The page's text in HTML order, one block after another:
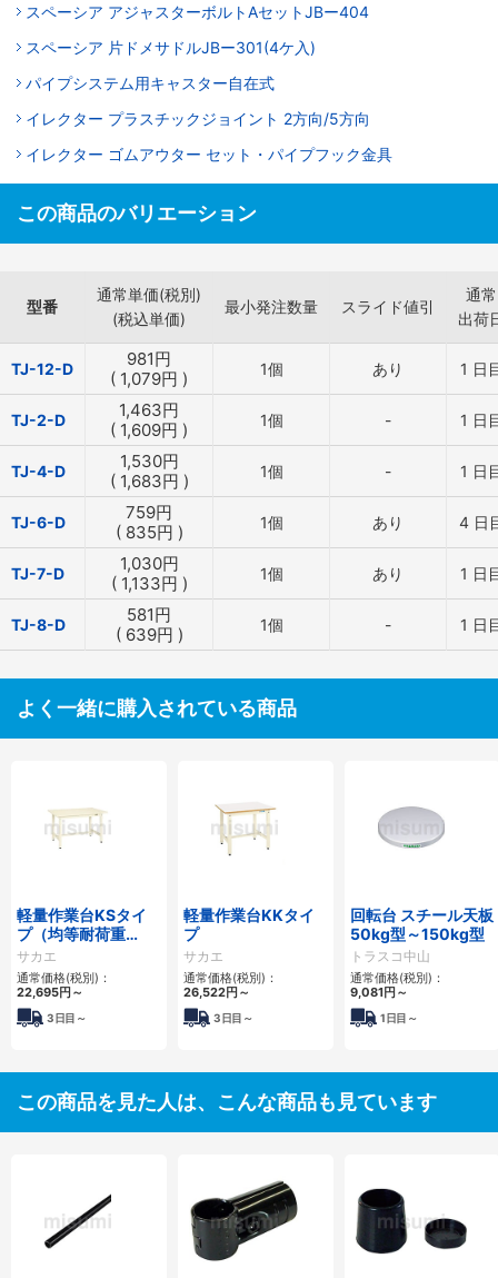
スペーシア アジャスターボルトAセットJBー404
スペーシア 片ドメサドルJBー301(4ケ入)
パイプシステム用キャスター自在式
イレクター プラスチックジョイント 2方向/5方向
イレクター ゴムアウター セット・パイプフック金具
この商品のバリエーション
型番
通常単価(税別)
(税込単価)
最小発注数量 スライド値引
通常
出荷
TJ-12-D 981円
( 1,079円 ) 1個 あり 1 日
TJ-2-D 1,463円
( 1,609円 ) 1個 - 1 日
TJ-4-D 1,530円
( 1,683円 ) 1個 - 1 日
TJ-6-D 759円
( 835円 ) 1個 あり 4日
TJ-7-D 1,030円
( 1,133円 ) 1個 あり 1 日
TJ-8-D 581円
( 639円 ) 1個 - 1 日
よく一緒に購入されている商品
軽量作業台KSタイ
プ（均等耐荷重
300kg）
サカエ
通常価格(税別)：
22,695円～
3日目～
軽量作業台KKタイ
プ
サカエ
通常価格(税別)：
26,522円～
3日目～
回転台 スチール天板
50kg型～150kg型
トラスコ中山
通常価格(税別)：
9,081円～
1日目～
この商品を見た人は、こんな商品も見ています